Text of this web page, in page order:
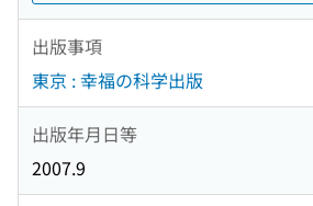
出版事項
東京 : 幸福の科学出版
出版年月日等
2007.9